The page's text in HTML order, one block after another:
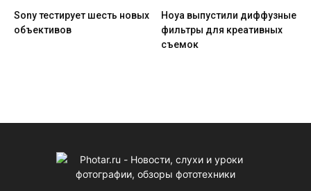
Sony тестирует шесть новых
объективов
Hoya выпустили диффузные
фильтры для креативных
съемок